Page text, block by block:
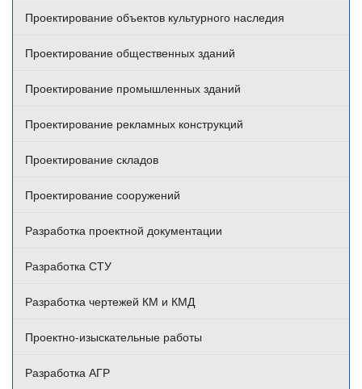
Проектирование объектов культурного наследия
Проектирование общественных зданий
Проектирование промышленных зданий
Проектирование рекламных конструкций
Проектирование складов
Проектирование сооружений
Разработка проектной документации
Разработка СТУ
Разработка чертежей КМ и КМД
Проектно-изыскательные работы
Разработка АГР